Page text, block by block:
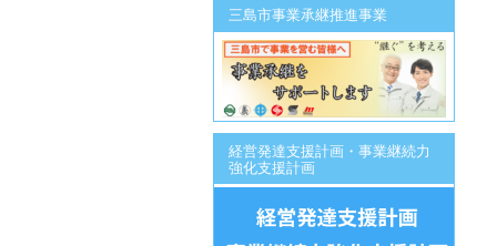
三島市事業承継推進事業
経営発達支援計画・事業継続力
強化支援計画